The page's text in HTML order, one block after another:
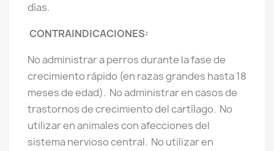
días.
CONTRAINDICACIONES:
No administrar a perros durante la fase de
crecimiento rápido (en razas grandes hasta 18
meses de edad). No administrar en casos de
trastornos de crecimiento del cartílago. No
utilizar en animales con afecciones del
sistema nervioso central. No utilizar en